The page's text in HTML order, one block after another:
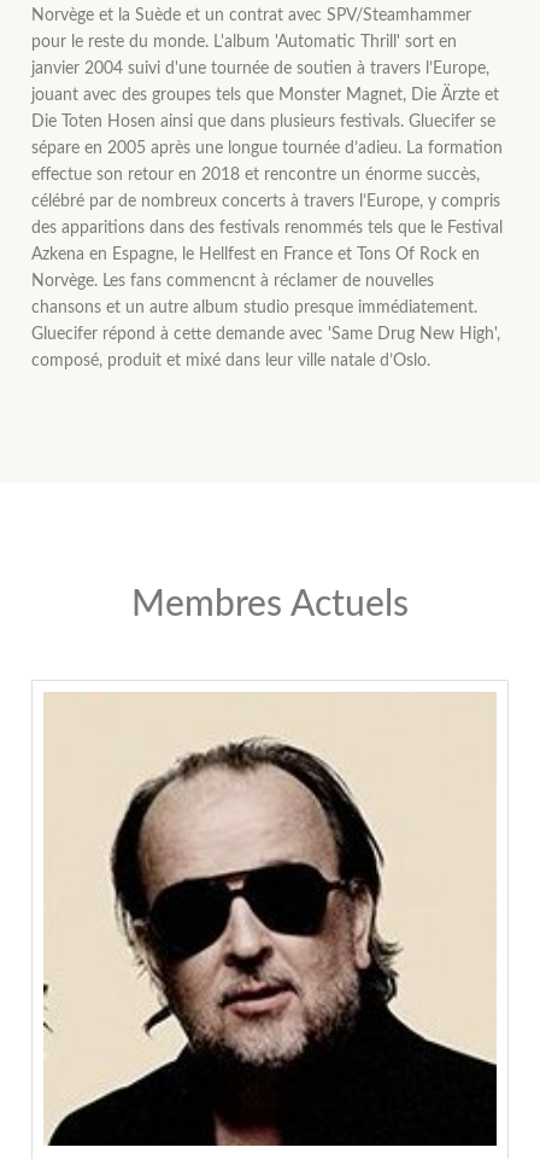
Norvège et la Suède et un contrat avec SPV/Steamhammer
pour le reste du monde. L'album 'Automatic Thrill' sort en
janvier 2004 suivi d'une tournée de soutien à travers l’Europe,
jouant avec des groupes tels que Monster Magnet, Die Ärzte et
Die Toten Hosen ainsi que dans plusieurs festivals. Gluecifer se
sépare en 2005 après une longue tournée d’adieu. La formation
effectue son retour en 2018 et rencontre un énorme succès,
célébré par de nombreux concerts à travers l’Europe, y compris
des apparitions dans des festivals renommés tels que le Festival
Azkena en Espagne, le Hellfest en France et Tons Of Rock en
Norvège. Les fans commencnt à réclamer de nouvelles
chansons et un autre album studio presque immédiatement.
Gluecifer répond à cette demande avec 'Same Drug New High',
composé, produit et mixé dans leur ville natale d’Oslo.
Membres Actuels